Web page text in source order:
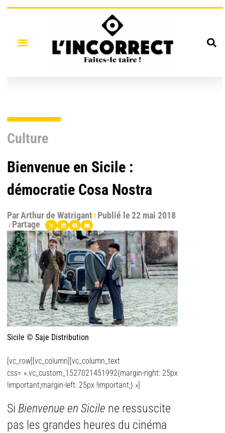
Culture
Bienvenue en Sicile :
démocratie Cosa Nostra
ParArthur de Watrigant Publié le22 mai 2018
Partage
Sicile © Saje Distribution
[vc_row][vc_column][vc_column_text
css= ».vc_custom_1527021451992{margin-right: 25px
!important;margin-left: 25px !important;} »]
Si Bienvenue en Sicile ne ressuscite
pas les grandes heures du cinéma